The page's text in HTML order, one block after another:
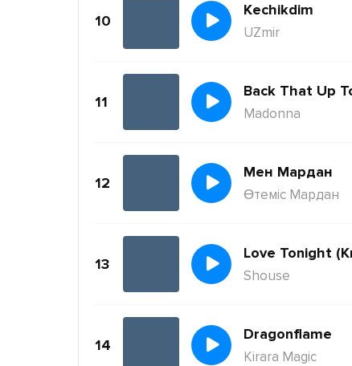
10
Kechikdim
UZmir
11
Madonna
12
Мен Мардан
Өтеміс Мардан
13
Love Tonight
Shouse
14
Dragonflame
Kirara Magic